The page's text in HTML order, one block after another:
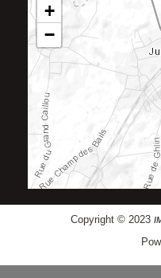
+
−
Copyright © 2023